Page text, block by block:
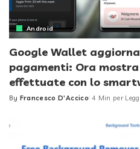
Android
Google Wallet
pagamenti: Ora mostra
effettuate con lo
Posted
By Francesco D'Accico 4 Min per